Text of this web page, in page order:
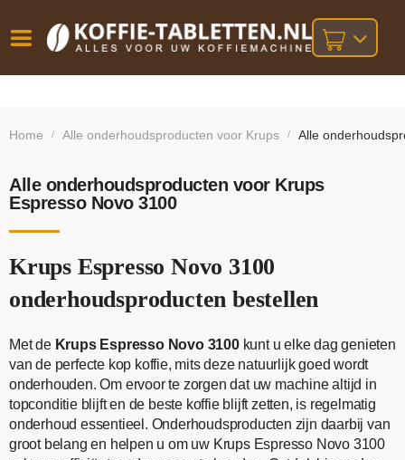
besteld,
bij orders
Home / Alle onderhoudsproducten voor Krups / Alle
Alle onderhoudsproducten voor Krups
Espresso Novo 3100
Krups Espresso Novo 3100
onderhoudsproducten bestellen
Met de Krups Espresso Novo 3100kunt u elke dag genieten
van de perfecte kop koffie, mits deze natuurlijk goed wordt
onderhouden. Om ervoor te zorgen dat uw machine altijd in
topconditie blijft en de beste koffie blijft zetten, is regelmatig
onderhoud essentieel. Onderhoudsproducten zijn daarbij van
groot belang en helpen u om uw Krups Espresso Novo 3100